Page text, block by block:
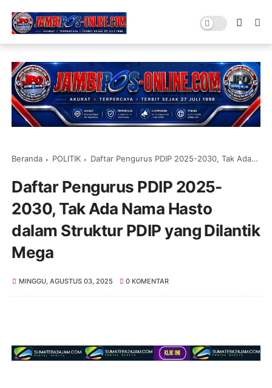
Beranda POLITIK Daftar Pengurus PDIP 2025-2030, Tak Ada Nama Hasto dalam Struktur PDIP yang Dilantik Mega
Daftar Pengurus PDIP 2025-
2030, Tak Ada Nama Hasto
dalam Struktur PDIP yang Dilantik
Mega
MINGGU, AGUSTUS 03, 2025 0 KOMENTAR